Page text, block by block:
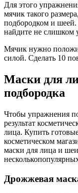
Для этого
мячик такого
подбородком и
найдите не слишком
Мячик нужно
силой. Сделать 10
Маски для
подбородка
Чтобы упражнения
результат
лица. Купить
косметическом
маски для лица и
Дрожжевая